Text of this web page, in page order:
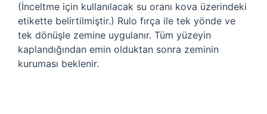
(İnceltme için kullanılacak su oranı kova üzerindeki
etikette belirtilmiştir.) Rulo fırça ile tek yönde ve
tek dönüşle zemine uygulanır. Tüm yüzeyin
kaplandığından emin olduktan sonra zeminin
kuruması beklenir.